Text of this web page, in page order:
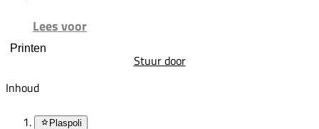
Lees voor
Printen
Stuur door
Inhoud
Plaspoli